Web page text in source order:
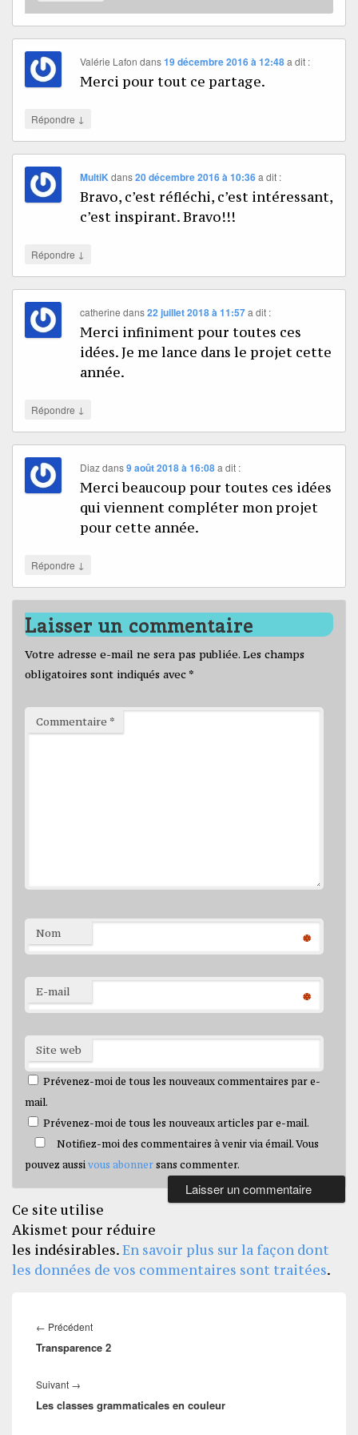
Valérie Lafon dans19 décembre 2016 à 12:48 a dit :
Merci pour tout ce partage.
Répondre ↓
MultiKdans20 décembre 2016 à 10:36 a dit :
Bravo, c’est réfléchi, c’est intéressant,
c’est inspirant. Bravo!!!
Répondre ↓
catherine dans22 juillet 2018 à 11:57 a dit :
Merci infiniment pour toutes ces
idées. Je me lance dans le projet cette
année.
Répondre ↓
Diazdans9 août 2018 à 16:08 a dit :
Merci beaucoup pour toutes ces idées
qui viennent compléter mon projet
pour cette année.
Répondre ↓
Laisser un commentaire
Votre adresse e-mail ne sera pas publiée. Les champs
obligatoires sont indiqués avec *
Commentaire *
Nom *
E-mail *
Site web
Prévenez-moi de tous les nouveaux commentaires par e-
mail.
Prévenez-moi de tous les nouveaux articles par e-mail.
Notifiez-moi des commentaires à venir via émail. Vous
pouvez aussi vous abonner sans commenter.
Ce site utilise
Akismet pour réduire
les indésirables.En savoir plus sur la façon dont
les données de vos commentaires sont traitées.
de
← PrécédentArticle
précédent :
Transparence 2
Suivant →
suivant :
Les classes grammaticales en couleur